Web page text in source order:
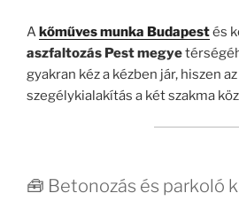
Akőműves munka Budapestés
aszfaltozás Pest megye
gyakran kéz a kézben jár, hiszen
szegélykialakítás a két szakma
🧰 Betonozás és parkoló